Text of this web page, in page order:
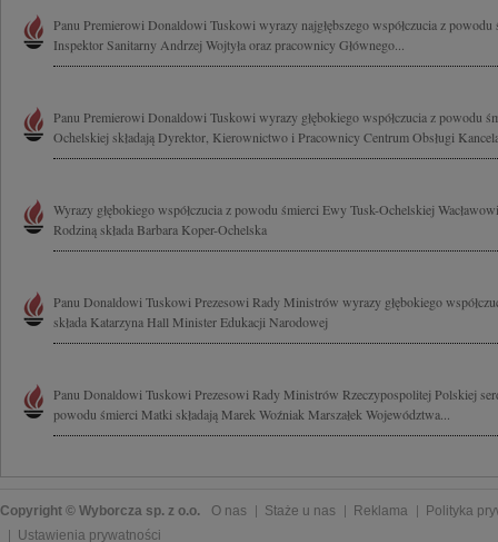
Panu Premierowi Donaldowi Tuskowi wyrazy najgłębszego współczucia z powodu
Inspektor Sanitarny Andrzej Wojtyła oraz pracownicy Głównego...
Panu Premierowi Donaldowi Tuskowi wyrazy głębokiego współczucia z powodu
Ochelskiej składają Dyrektor, Kierownictwo i Pracownicy Centrum Obsługi
Wyrazy głębokiego współczucia z powodu śmierci Ewy Tusk-Ochelskiej
Rodziną składa Barbara Koper-Ochelska
Panu Donaldowi Tuskowi Prezesowi Rady Ministrów wyrazy głębokiego
składa Katarzyna Hall Minister Edukacji Narodowej
Panu Donaldowi Tuskowi Prezesowi Rady Ministrów Rzeczypospolitej Polskiej
powodu śmierci Matki składają Marek Woźniak Marszałek Województwa...
Copyright © Wyborcza sp. z o.o. O nas Staże u nas Reklama
Polityka
Ustawienia prywatności